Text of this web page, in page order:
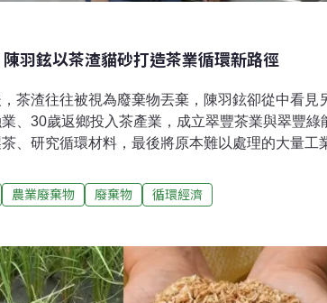
羽鉉以茶渣貓砂打造茶業循環新路徑
茶渣往往被視為廢棄物丟棄，陳羽鉉卻從中看見
、30歲返鄉投入茶產業，成立翠豐茶業與翠豐綠
、研究循環材料，最後將原本難以處理的大量工
間投入茶產業之前，陳羽鉉從未想過，自己有一
，成為循環再生茶葉貓砂的研發者。她原本在銀
工作壓力交疊，讓她逐漸意識到，這並不是自己
女生在那樣的行業裡，常常要喝酒、應酬，那不
鉉回憶，當時她希望找一個比較接近農業、也比
農業廢棄物 廢棄物 循環經濟